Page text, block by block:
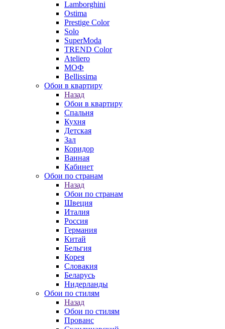
Lamborghini
Ostima
Prestige Color
Solo
SuperModa
TREND Color
Ateliero
МОФ
Bellissima
Обои в квартиру
Назад
Обои в квартиру
Спальня
Кухня
Детская
Зал
Коридор
Ванная
Кабинет
Обои по странам
Назад
Обои по странам
Швеция
Италия
Россия
Германия
Китай
Бельгия
Корея
Словакия
Беларусь
Нидерланды
Обои по стилям
Назад
Обои по стилям
Прованс